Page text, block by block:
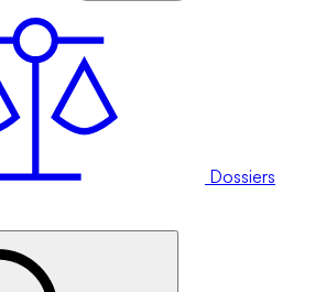
Dossiers